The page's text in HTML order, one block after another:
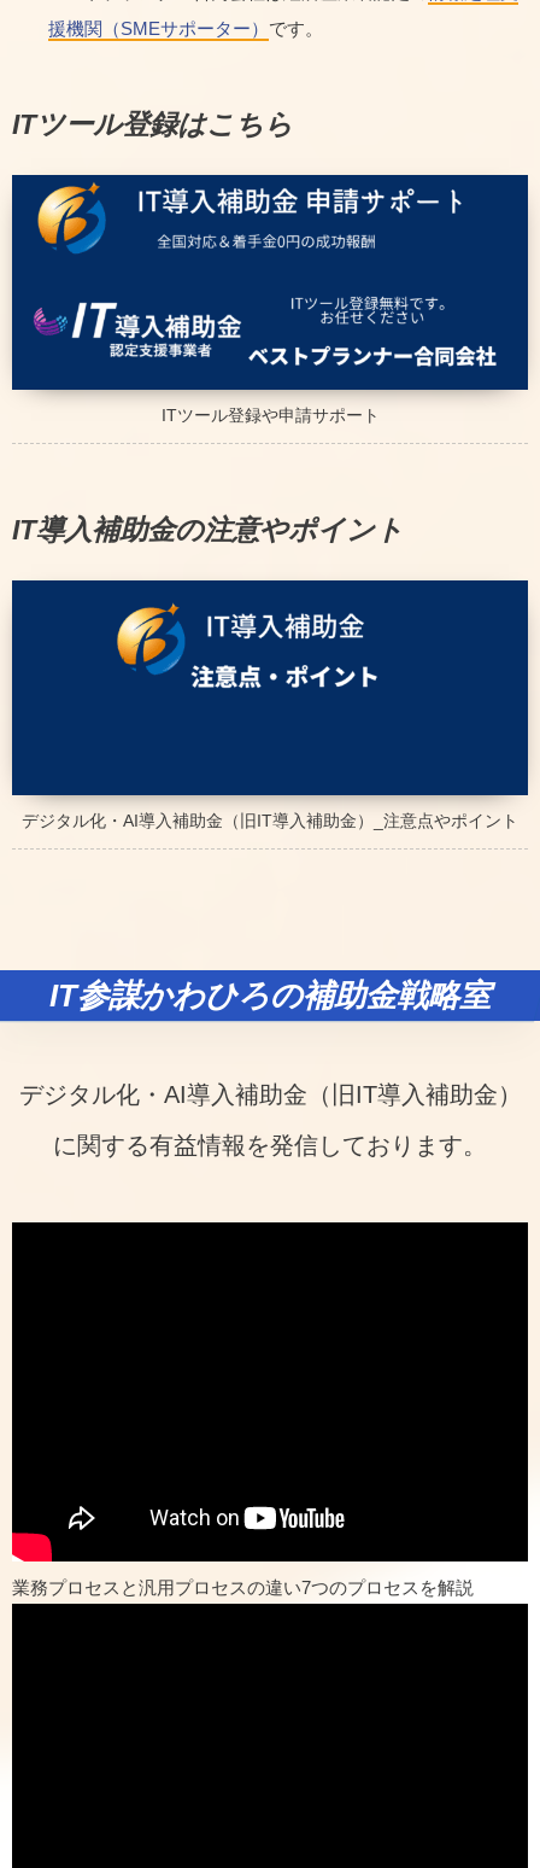
援機関（SMEサポーター） です。
ITツール登録はこちら
ITツール登録や申請サポート
IT導入補助金の注意やポイント
デジタル化・AI導入補助金（旧IT導入補助金）_注意点やポイント
IT参謀かわひろの補助金戦略室
デジタル化・AI導入補助金（旧IT導入補助金）
に関する有益情報を発信しております。
業務プロセスと汎用プロセスの違い7つのプロセスを解説